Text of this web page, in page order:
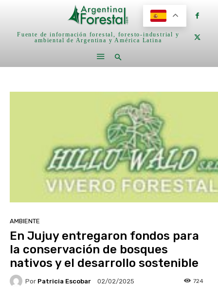
Fuente de información forestal, foresto-industrial y
ambiental de Argentina y América Latina
AMBIENTE
En Jujuy entregaron fondos para
la conservación de bosques
nativos y el desarrollo sostenible
Por Patricia Escobar 02/02/2025 724